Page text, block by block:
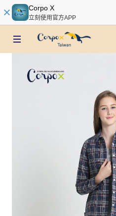
Corpo X
立刻使用官方APP